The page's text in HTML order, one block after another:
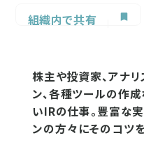
組織内で共有
株主や投資家、アナ
ン、各種ツールの作
いIRの仕事。豊富な
ンの方々にそのコツを